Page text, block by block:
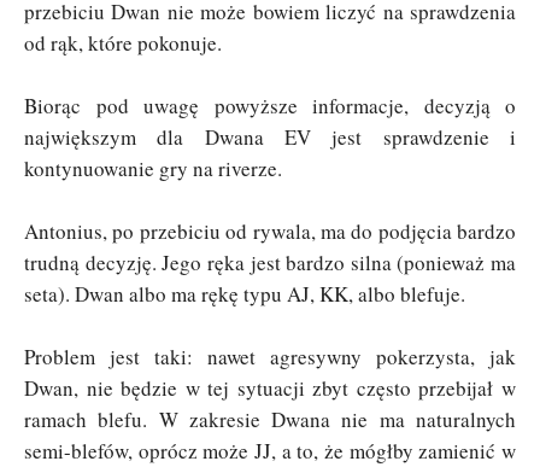
przebiciu Dwan nie może bowiem liczyć na sprawdzenia
od rąk, które pokonuje.
Biorąc pod uwagę powyższe informacje, decyzją o
największym dla Dwana EV jest sprawdzenie i
kontynuowanie gry na riverze.
Antonius, po przebiciu od rywala, ma do podjęcia bardzo
trudną decyzję. Jego ręka jest bardzo silna (ponieważ ma
seta). Dwan albo ma rękę typu AJ, KK, albo blefuje.
Problem jest taki: nawet agresywny pokerzysta, jak
Dwan, nie będzie w tej sytuacji zbyt często przebijał w
ramach blefu. W zakresie Dwana nie ma naturalnych
semi-blefów, oprócz może JJ, a to, że mógłby zamienić w